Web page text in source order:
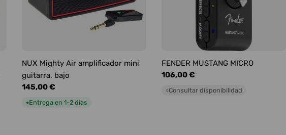
NUX Mighty Air amplificador mini
guitarra, bajo
Precio
habitual
145,00 €
●Entrega en 1-2 días
FENDER MUSTANG MICRO
Precio
habitual
106,00 €
○Consultar disponibilidad